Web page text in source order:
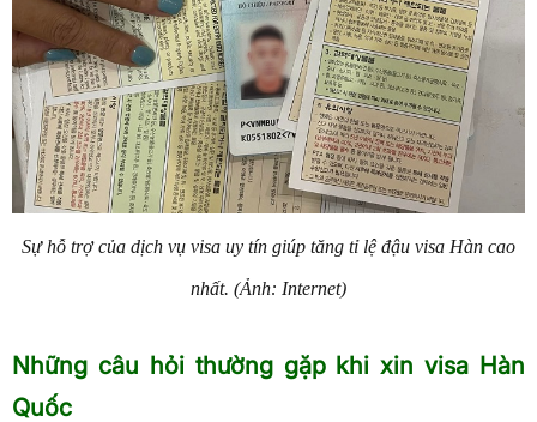
Sự hỗ trợ của dịch vụ visa uy tín giúp tăng tỉ lệ đậu visa Hàn cao
nhất. (Ảnh: Internet)
Những câu hỏi thường gặp khi xin visa Hàn
Quốc